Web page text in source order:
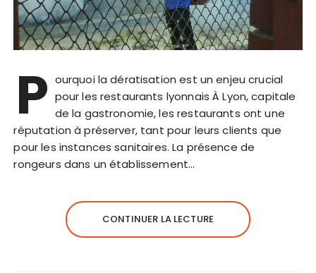
P ourquoi la dératisation est un enjeu crucial
pour les restaurants lyonnais À Lyon, capitale
de la gastronomie, les restaurants ont une
réputation à préserver, tant pour leurs clients que
pour les instances sanitaires. La présence de
rongeurs dans un établissement…
CONTINUER LA LECTURE